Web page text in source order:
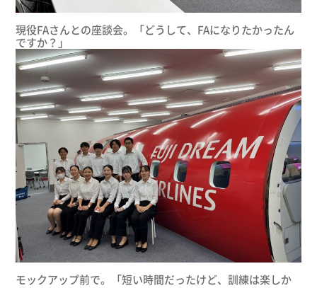
現役FAさんとの座談会。「どうして、FAになりたかったん
ですか？」
モックアップ前で。「短い時間だったけど、訓練は楽しか